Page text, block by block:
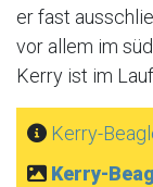
er fast
vor allem im
Kerry ist im
Kerry-
Kerry-